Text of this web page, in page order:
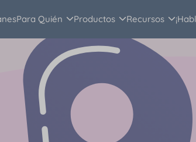
Para Quién Productos Recursos